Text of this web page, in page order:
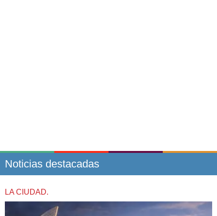
Noticias destacadas
LA CIUDAD.